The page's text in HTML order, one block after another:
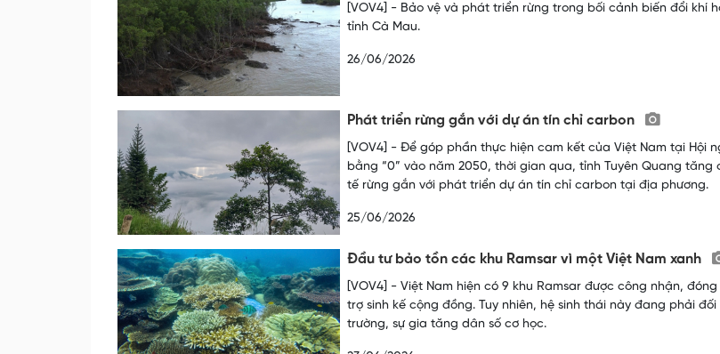
[VOV4] - Bảo vệ và phát triển rừng trong bối cảnh biến đổi
tỉnh Cà Mau.
26/06/2026
Phát triển rừng gắn với dự án tín chỉ carbon
[VOV4] - Để góp phần thực hiện cam kết của Việt Nam tại Hội
bằng “0” vào năm 2050, thời gian qua, tỉnh Tuyên Quang
tế rừng gắn với phát triển dự án tín chỉ carbon tại địa phương.
25/06/2026
Đầu tư bảo tồn các khu Ramsar vì một Việt Nam xanh
[VOV4] - Việt Nam hiện có 9 khu Ramsar được công nhận,
trợ sinh kế cộng đồng. Tuy nhiên, hệ sinh thái này đang phải
trường, sự gia tăng dân số cơ học.